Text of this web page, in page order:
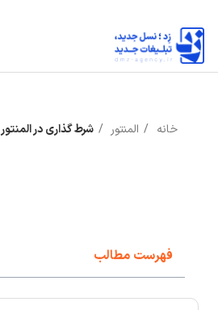
خانه المنتور شرط گذاری در المنتور
فهرست مطالب